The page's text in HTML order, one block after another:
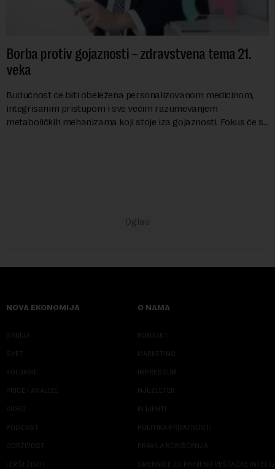
Borba protiv gojaznosti – zdravstvena tema 21.
veka
Budućnost će biti obeležena personalizovanom medicinom,
integrisanim pristupom i sve većim razumevanjem
metaboličkih mehanizama koji stoje iza gojaznosti. Fokus će se
NOVA EKONOMIJA
SRBIJA
SVET
KOLUMNE
PRIČE I ANALIZE
VIDEO
PODCAST
ODRŽIVOST
LEPŠI ŽIVOT
O NAMA
KONTAKT
MARKETING
IMPRESSUM
NJUZLETER
KLIJENTI
POLITIKA PRIVATNOSTI
PRAVILA KORIŠĆENJA
SMERNICE ZA PRIMENU VEŠTAČKE